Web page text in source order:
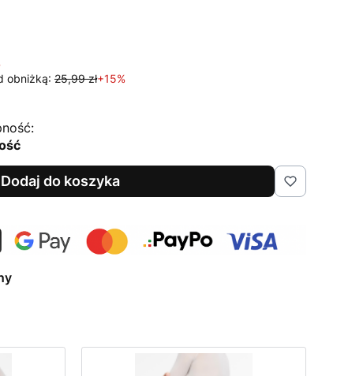
obniżką: 25,99 zł+15%
Dodaj do koszyka